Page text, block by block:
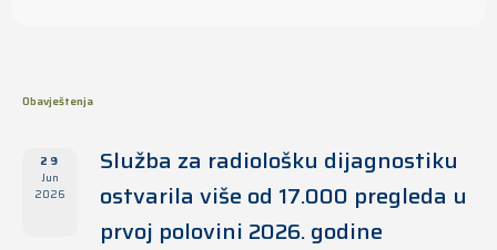
Obavještenja
29
Jun
2026
Služba za radiološku dijagnostiku
ostvarila više od 17.000 pregleda u
prvoj polovini 2026. godine